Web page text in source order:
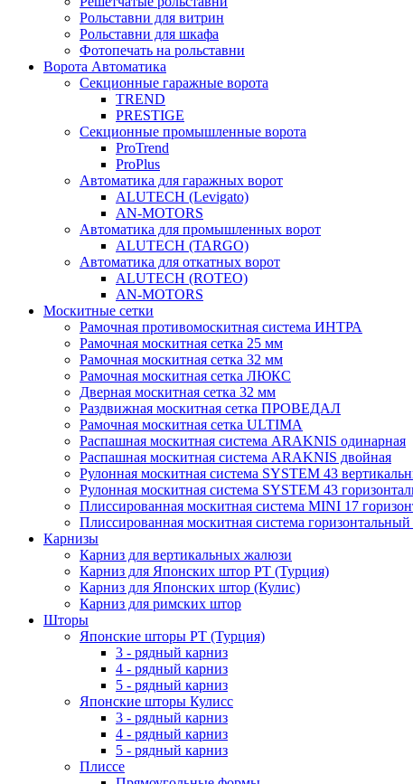
Рольставни для витрин
Рольставни для шкафа
Фотопечать на рольставни
Ворота Автоматика
Секционные гаражные ворота
TREND
PRESTIGE
Секционные промышленные ворота
ProTrend
ProPlus
Автоматика для гаражных ворот
ALUTECH (Levigato)
AN-MOTORS
Автоматика для промышленных ворот
ALUTECH (TARGO)
Автоматика для откатных ворот
ALUTECH (ROTEO)
AN-MOTORS
Москитные сетки
Рамочная противомоскитная система ИНТРА
Рамочная москитная сетка 25 мм
Рамочная москитная сетка 32 мм
Рамочная москитная сетка ЛЮКС
Дверная москитная сетка 32 мм
Раздвижная москитная сетка ПРОВЕДАЛ
Рамочная москитная сетка ULTIMA
Распашная москитная система ARAKNIS одинарная
Распашная москитная система ARAKNIS двойная
Рулонная москитная система SYSTEM 43
Рулонная москитная система SYSTEM 43
Плиссированная москитная система MINI 17
Плиссированная москитная система горизонтальный
Карнизы
Карниз для вертикальных жалюзи
Карниз для Японских штор РТ (Турция)
Карниз для Японских штор (Кулис)
Карниз для римских штор
Шторы
Японские шторы РТ (Турция)
3 - рядный карниз
4 - рядный карниз
5 - рядный карниз
Японские шторы Кулисс
3 - рядный карниз
4 - рядный карниз
5 - рядный карниз
Плиссе